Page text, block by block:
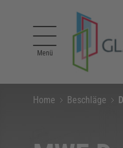
Menü
Home Beschläge